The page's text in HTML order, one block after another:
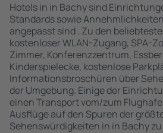
Hotels in in Bachy sind
Standards sowie
angepasst sind . Zu den
kostenloser WLAN-Zugang, SPA-
Zimmer, Konferenzzentrum,
Kinderspielecke, kostenlose
Informationsbroschüren über
der Umgebung. Einige der
einen Transport vom/zum
Ausflüge auf den Spuren der
Sehenswürdigkeiten in in Bachy